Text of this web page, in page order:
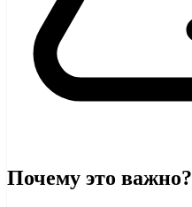
Почему это важно?